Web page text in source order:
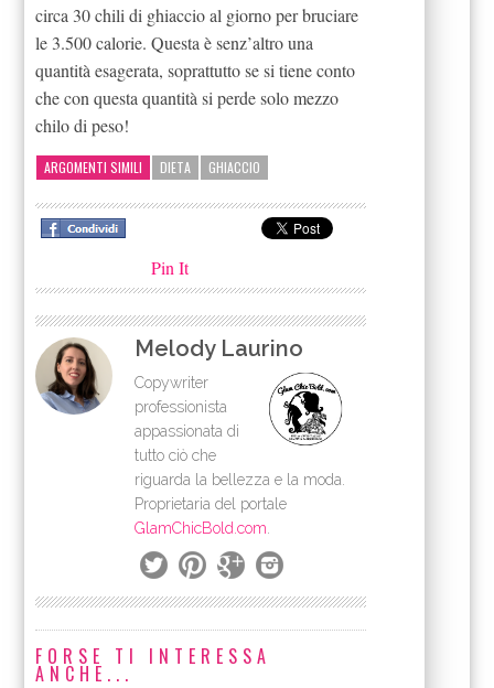
circa 30 chili di ghiaccio al giorno per bruciare
le 3.500 calorie. Questa è senz’altro una
quantità esagerata, soprattutto se si tiene conto
che con questa quantità si perde solo mezzo
chilo di peso!
ARGOMENTI SIMILI DIETA GHIACCIO
Pin It
Melody Laurino
Copywriter
professionista
appassionata di
tutto ciò che
riguarda la bellezza e la moda.
Proprietaria del portale
GlamChicBold.com
FORSE TI INTERESSA
ANCHE...